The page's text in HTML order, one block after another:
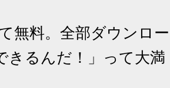
無料。全部ダウンロー
きるんだ！」って大満